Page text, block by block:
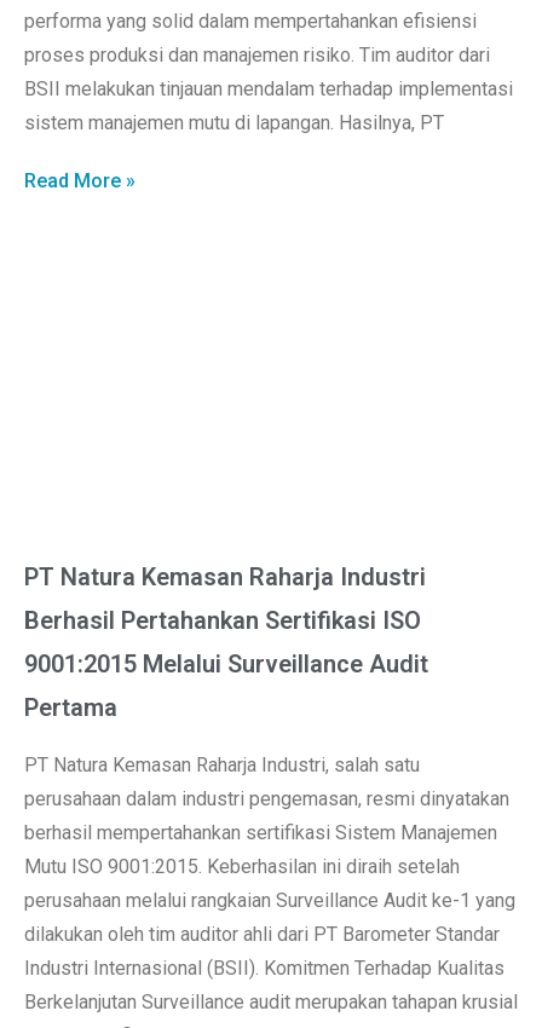
performa yang solid dalam mempertahankan efisiensi
proses produksi dan manajemen risiko. Tim auditor dari
BSII melakukan tinjauan mendalam terhadap implementasi
sistem manajemen mutu di lapangan. Hasilnya, PT
Read More »
PT Natura Kemasan Raharja Industri
Berhasil Pertahankan Sertifikasi ISO
9001:2015 Melalui Surveillance Audit
Pertama
PT Natura Kemasan Raharja Industri, salah satu
perusahaan dalam industri pengemasan, resmi dinyatakan
berhasil mempertahankan sertifikasi Sistem Manajemen
Mutu ISO 9001:2015. Keberhasilan ini diraih setelah
perusahaan melalui rangkaian Surveillance Audit ke-1 yang
dilakukan oleh tim auditor ahli dari PT Barometer Standar
Industri Internasional (BSII). Komitmen Terhadap Kualitas
Berkelanjutan Surveillance audit merupakan tahapan krusial